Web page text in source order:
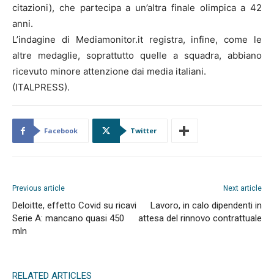
citazioni), che partecipa a un’altra finale olimpica a 42
anni.
L’indagine di Mediamonitor.it registra, infine, come le
altre medaglie, soprattutto quelle a squadra, abbiano
ricevuto minore attenzione dai media italiani.
(ITALPRESS).
Facebook Twitter
Previous article
Deloitte, effetto Covid su ricavi
Serie A: mancano quasi 450
mln
Next article
Lavoro, in calo dipendenti in
attesa del rinnovo contrattuale
RELATED ARTICLES